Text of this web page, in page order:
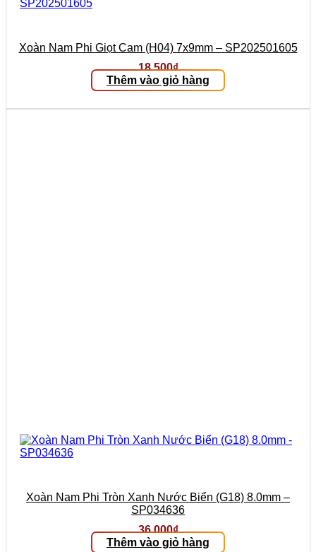
Xoàn Nam Phi Giọt Cam (H04) 7x9mm – SP202501605
18.500₫
Thêm vào giỏ hàng
Xoàn Nam Phi Tròn Xanh Nước Biển (G18) 8.0mm –
SP034636
36.000₫
Thêm vào giỏ hàng